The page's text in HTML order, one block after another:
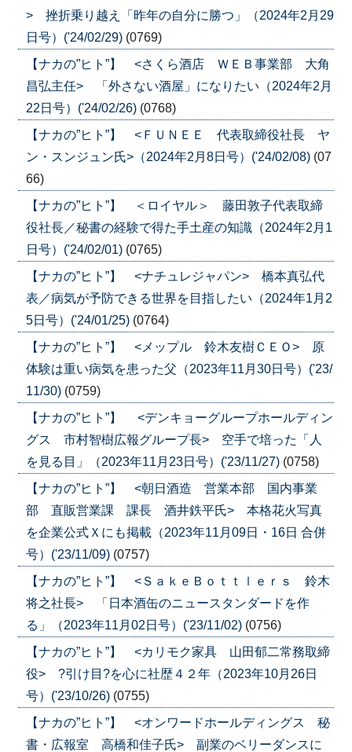
> 挫折乗り越え「昨年の自分に勝つ」（2024年2月29
日号）('24/02/29) (0769)
【ナカの”ヒト”】 <さくら酒店 ＷＥＢ事業部 大角
昌弘主任> 「外さない酒屋」になりたい（2024年2月
22日号）('24/02/26) (0768)
【ナカの”ヒト”】 <ＦＵＮＥＥ 代表取締役社長 ヤ
ン・スンジュン氏>（2024年2月8日号）('24/02/08) (07
66)
【ナカの”ヒト”】 ＜ロイヤル＞ 藤田敦子代表取締
役社長／秘書の経験で得た手土産の知識（2024年2月1
日号）('24/02/01) (0765)
【ナカの”ヒト”】 <ナチュレジャパン> 橋本真弘代
表／病気が予防できる世界を目指したい（2024年1月2
5日号）('24/01/25) (0764)
【ナカの”ヒト”】 <メップル 鈴木友樹ＣＥＯ> 原
体験は重い病気を患った父（2023年11月30日号）('23/
11/30) (0759)
【ナカの”ヒト”】 <デンキョーグループホールディン
グス 市村智樹広報グループ長> 空手で培った「人
を見る目」（2023年11月23日号）('23/11/27) (0758)
【ナカの”ヒト”】 <朝日酒造 営業本部 国内事業
部 直販営業課 課長 酒井鉄平氏> 本格花火写真
を企業公式Ｘにも掲載（2023年11月09日・16日 合併
号）('23/11/09) (0757)
【ナカの”ヒト”】 <ＳａｋｅＢｏｔｔｌｅｒｓ 鈴木
将之社長> 「日本酒缶のニュースタンダードを作
る」（2023年11月02日号）('23/11/02) (0756)
【ナカの”ヒト”】 <カリモク家具 山田郁二常務取締
役> ?引け目?を心に社歴４２年（2023年10月26日
号）('23/10/26) (0755)
【ナカの”ヒト”】 <オンワードホールディングス 秘
書・広報室 高橋和佳子氏> 副業のベリーダンスに